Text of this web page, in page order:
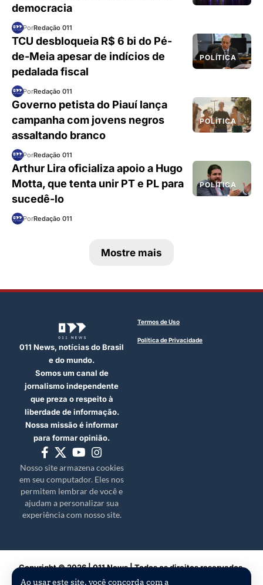
Ao usar este site, você concorda com a
democracia
PorRedação 011
POLÍTICA
TCU desbloqueia R$ 6 bi do Pé-
de-Meia apesar de indícios de
pedalada fiscal
PorRedação 011
POLÍTICA
Governo petista do Piauí lança
campanha com jovens negros
assaltando branco
PorRedação 011
POLÍTICA
Arthur Lira oficializa apoio a Hugo
Motta, que tenta unir PT e PL para
sucedê-lo
PorRedação 011
Mostre mais
011 News, notícias do Brasil
e do mundo.
Somos um canal de
jornalismo independente
que preza o respeito à
liberdade de informação.
Nossa missão é informar
para formar opinião.
Nosso site armazena cookies
em seu computador. Eles nos
permitem lembrar de você e
ajudam a personalizar sua
experiência com nosso site.
Termos de Uso
Política de Privacidade
Copyright © 2026 | 011 News | Todos os direitos reservados.